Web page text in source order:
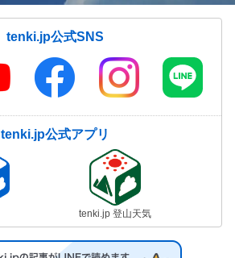
tenki.jp公式SNS
tenki.jp公式アプリ
tenki.jp 登山天気